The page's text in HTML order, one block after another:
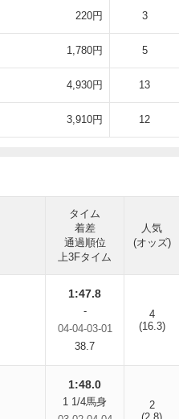
220円 3
1,780円 5
4,930円 13
3,910円 12
タイム
着差
通過順位
上3Fタイム
人気
(オッズ)
1:47.8
-
04-04-03-01
38.7
4
(16.3)
1:48.0
1 1/4馬身
2